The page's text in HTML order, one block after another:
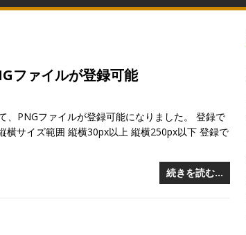
ファイルが登録可能
、PNGファイルが登録可能になりました。 登録で
サイズ範囲 縦横30px以上 縦横250px以下 登録で
続きを読む…